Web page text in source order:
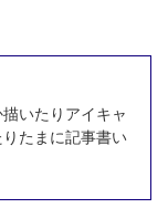
いたりアイキャ
たまに記事書い